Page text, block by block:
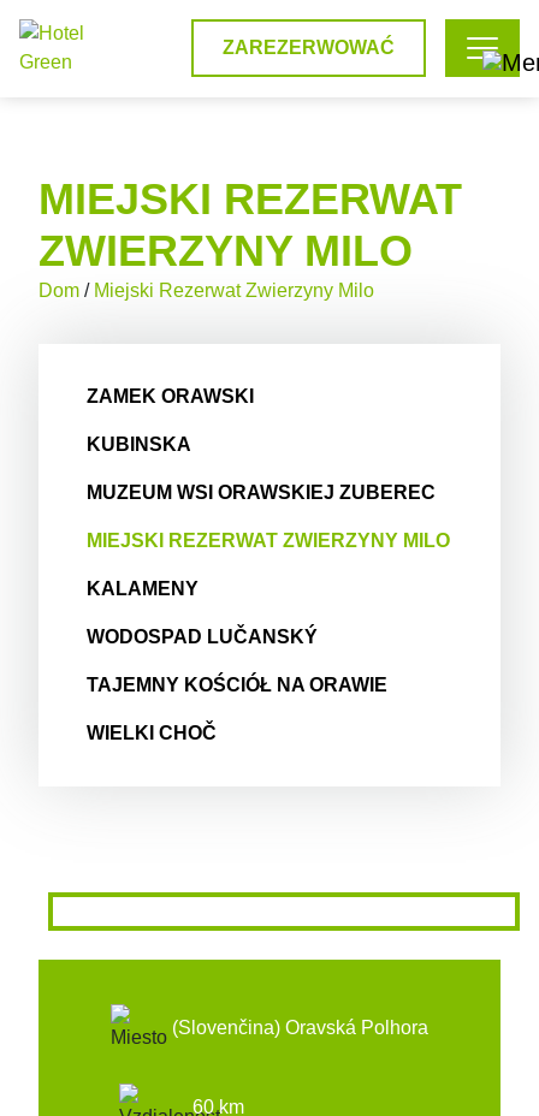
ZAREZERWOWAĆ
MIEJSKI REZERWAT
ZWIERZYNY MILO
Dom / Miejski Rezerwat Zwierzyny Milo
ZAMEK ORAWSKI
KUBINSKA
MUZEUM WSI ORAWSKIEJ ZUBEREC
MIEJSKI REZERWAT ZWIERZYNY MILO
KALAMENY
WODOSPAD LUČANSKÝ
TAJEMNY KOŚCIÓŁ NA ORAWIE
WIELKI CHOČ
(Slovenčina) Oravská Polhora
60 km